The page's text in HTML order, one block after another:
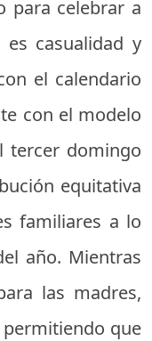
para celebrar a
casualidad y
el calendario
con el modelo
tercer domingo
equitativa
familiares a lo
año. Mientras
las madres,
permitiendo que